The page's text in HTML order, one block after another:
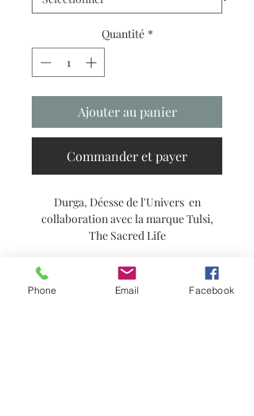
Quantité *
Ajouter au panier
Commander et payer
Durga, Déesse de l'Univers en
collaboration avec la marque Tulsi,
The Sacred Life
Reproduction A6 ou A5
Imprimée recto sur un papier de 300
Phone Email Facebook